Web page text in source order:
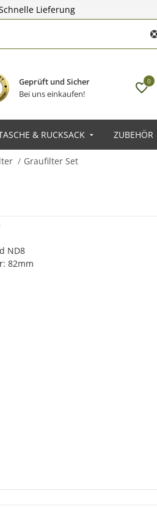
Lieferung
Geprüft und Sicher
Bei uns einkaufen!
0
& RUCKSACK ZUBEHÖR
Graufilter Set
ND8
82mm